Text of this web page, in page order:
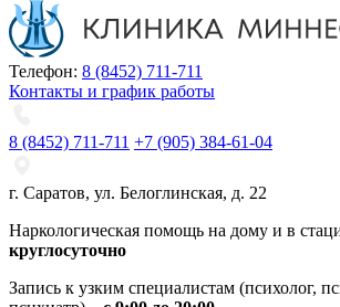
Телефон: 8 (8452) 711-711
Контакты и график работы
8 (8452) 711-711 +7 (905) 384-61-04
г. Саратов, ул. Белоглинская, д. 22
Наркологическая помощь на дому и в
круглосуточно
Запись к узким специалистам (психолог,